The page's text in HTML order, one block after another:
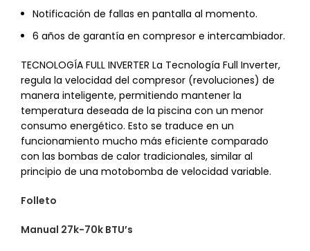
Notificación de fallas en pantalla al momento.
6 años de garantía en compresor e intercambiador.
TECNOLOGÍA FULL INVERTER La Tecnología Full Inverter,
regula la velocidad del compresor (revoluciones) de
manera inteligente, permitiendo mantener la
temperatura deseada de la piscina con un menor
consumo energético. Esto se traduce en un
funcionamiento mucho más eficiente comparado
con las bombas de calor tradicionales, similar al
principio de una motobomba de velocidad variable.
Folleto
Manual 27k-70k BTU’s